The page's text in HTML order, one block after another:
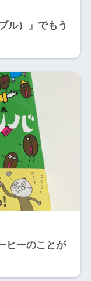
ル）」でもう
ヒーのことが